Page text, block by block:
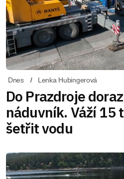
Dnes Lenka Hubingerová
Do Prazdroje
náduvník. Váží 15
šetřit vodu